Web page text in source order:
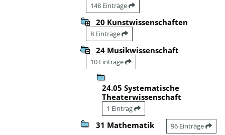
148 Einträge
20 Kunstwissenschaften
8 Einträge
24 Musikwissenschaft
10 Einträge
24.05 Systematische
Theaterwissenschaft
1 Eintrag
31 Mathematik 96 Einträge